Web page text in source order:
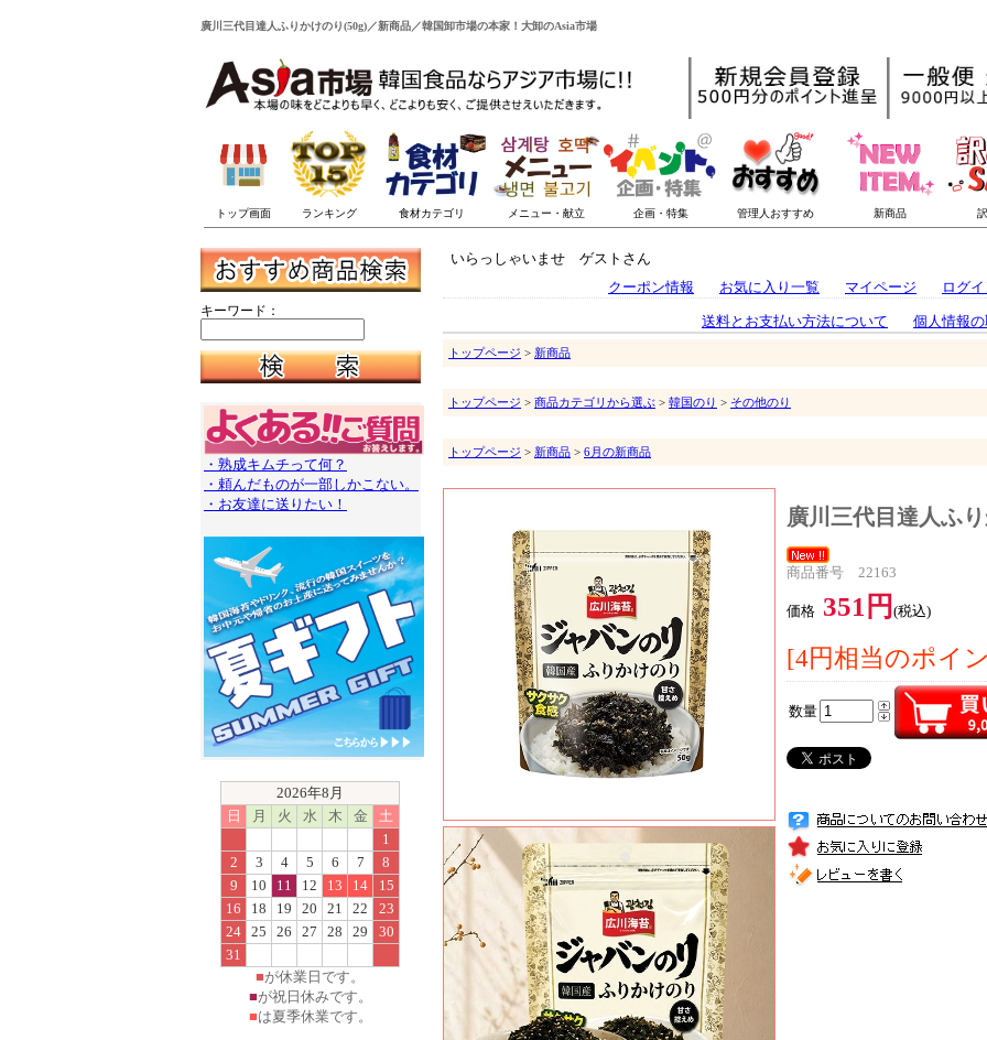
廣川三代目達人ふりかけのり(50g)／新商品／韓国卸市場の本家！大卸のAsia市場
キーワード：
・熟成キムチって何？
・頼んだものが一部しかこない。
・お友達に送りたい！
2026年8月
日
月 火 水 木 金
土
1
2
3 4 5 6 7
8
9
10 11 12 13 14
15
16
18 19 20 21 22
23
24 25 26 27 28 29
30
31
■が休業日です。
■が祝日休みです。
■は夏季休業です。
いらっしゃいませ ゲストさん
クーポン情報
お気に入り一覧 マイページ ログ
送料とお支払い方法について 個人情報
トップページ > 新商品
トップページ > 商品カテゴリから選ぶ > 韓国のり > その他のり
トップページ > 新商品 > 6月の新商品
廣川三代目達人ふ
商品番号 22163
価格 351円 (税込)
[4円相当のポイ
数量